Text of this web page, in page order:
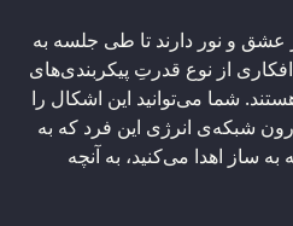
و نور دارند تا طی جلسه به
از نوع قدرتِ پیکربندی‌های
شما می‌توانید این اشکال را
شبکه‌ی انرژی این فرد که به
ساز اهدا می‌کنید، به آنچه